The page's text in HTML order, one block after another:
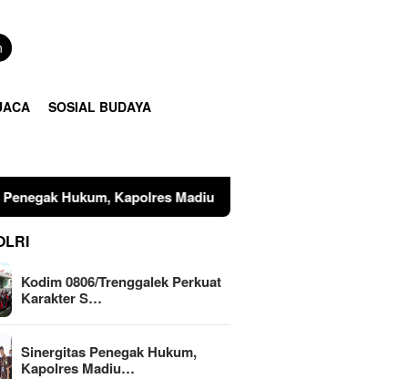
SOSIAL BUDAYA
Madiun dan Kajari Musnahkan Barang Bukti Perkara
Kodim 0806/Trenggalek Perkuat
Karakter S…
Sinergitas Penegak Hukum,
Kapolres Madiu…